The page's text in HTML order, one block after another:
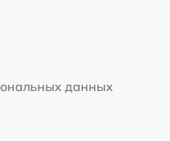
данных